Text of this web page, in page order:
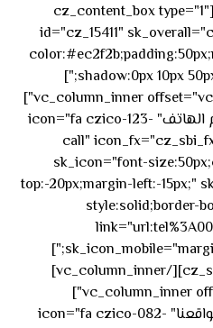
[vc_row][vc_column][cz_content_box type="1"
id="cz_15411"
shadow:0px 10px 50px rgba(236,47,43,0.3);"]
[vc_row_inner][vc_column_inner offset="vc_col-md-4"]
[cz_service_box title="رقم الهاتف" icon="fa czico-123-
call"
sk_icon="font-
top:-20px;margin-left:-15px;"
style:solid;border-
[/cz_service_box][/vc_column_inner]
[vc_column_inner offset="vc_col-md-4"]
[cz_service_box title="مواقعنا" icon="fa czico-082-